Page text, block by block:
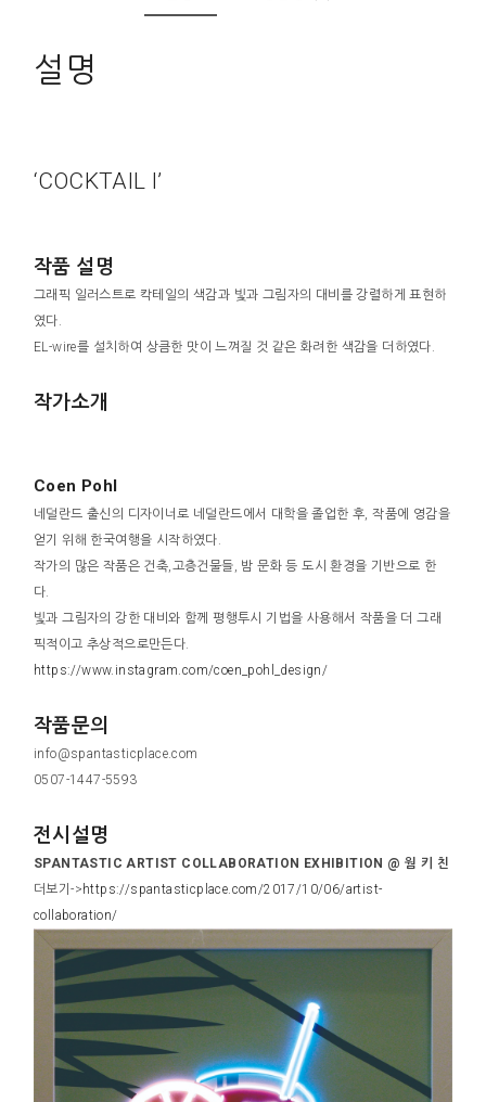
설명
‘COCKTAIL I’
작품 설명
그래픽 일러스트로 칵테일의 색감과 빛과 그림자의 대비를 강렬하게 표현하
였다.
EL-wire를 설치하여 상큼한 맛이 느껴질 것 같은 화려한 색감을 더하였다.
작가소개
Coen Pohl
네덜란드 출신의 디자이너로 네덜란드에서 대학을 졸업한 후, 작품에 영감을
얻기 위해 한국여행을 시작하였다.
작가의 많은 작품은 건축,고층건물들, 밤 문화 등 도시 환경을 기반으로 한
다.
빛과 그림자의 강한 대비와 함께 평행투시 기법을 사용해서 작품을 더 그래
픽적이고 추상적으로만든다.
https://www.instagram.com/coen_pohl_design/
작품문의
info@spantasticplace.com
0507-1447-5593
전시설명
SPANTASTIC ARTIST COLLABORATION EXHIBITION @ 웜 키 친
더보기->https://spantasticplace.com/2017/10/06/artist-
collaboration/